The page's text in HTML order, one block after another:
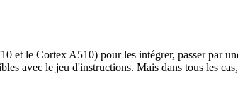
et le Cortex A510) pour les intégrer, passer par
avec le jeu d'instructions. Mais dans tous les cas,